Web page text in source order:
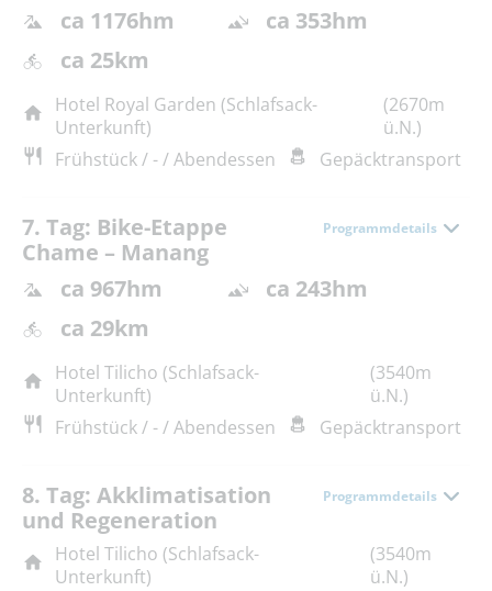
ca 1176hm
ca 353hm
ca 25km
Hotel Royal Garden (Schlafsack-
Unterkunft)
(2670m
ü.N.)
Frühstück / - / Abendessen
Gepäcktransport
7. Tag: Bike-Etappe
Chame – Manang
Programmdetails
ca 967hm
ca 243hm
ca 29km
Hotel Tilicho (Schlafsack-
Unterkunft)
(3540m
ü.N.)
Frühstück / - / Abendessen
Gepäcktransport
8. Tag: Akklimatisation
und Regeneration
Programmdetails
Hotel Tilicho (Schlafsack-
Unterkunft)
(3540m
ü.N.)